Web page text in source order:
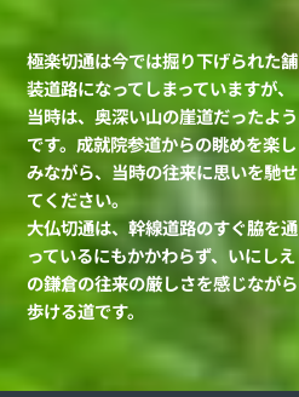
極楽切通は今では掘り下げられた舗
装道路になってしまっていますが、
当時は、奥深い山の崖道だったよう
です。成就院参道からの眺めを楽し
みながら、当時の往来に思いを馳せ
てください。
大仏切通は、幹線道路のすぐ脇を通
っているにもかかわらず、いにしえ
の鎌倉の往来の厳しさを感じながら
歩ける道です。